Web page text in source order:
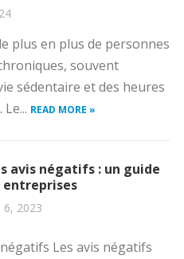
plus en plus de personnes
souvent
sédentaire et des heures
READ MORE »
avis négatifs : un guide
entreprises
6, 2023
Les avis négatifs